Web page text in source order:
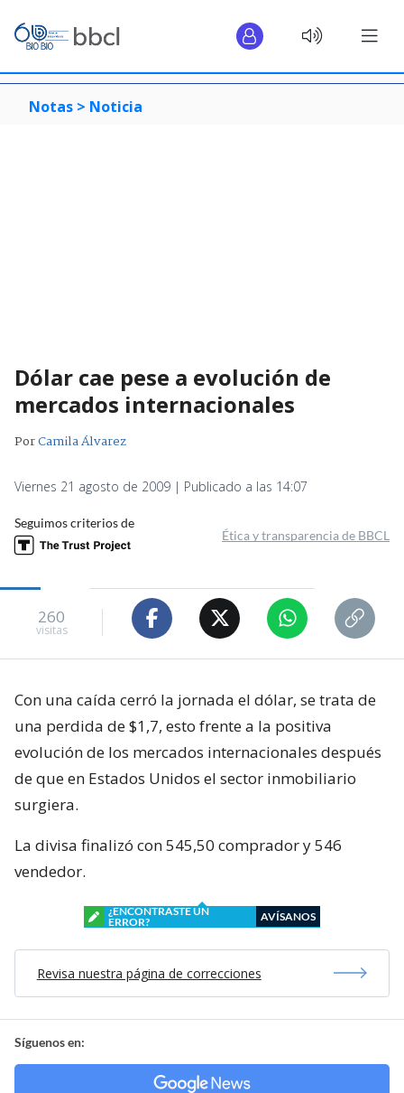
Notas > Noticia
Dólar cae pese a evolución de
mercados internacionales
PorCamila Álvarez
Viernes 21 agosto de 2009 | Publicado a las 14:07
Seguimos criterios de
Ética y transparencia de BBCL
260
visitas
Con una caída cerró la jornada el dólar, se trata de
una perdida de $1,7, esto frente a la positiva
evolución de los mercados internacionales después
de que en Estados Unidos el sector inmobiliario
surgiera.
La divisa finalizó con 545,50 comprador y 546
vendedor.
¿ENCONTRASTE UN
ERROR?
AVÍSANOS
Revisa nuestra página de correcciones
Síguenos en: